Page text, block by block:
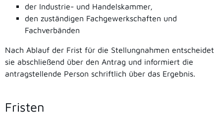
der Industrie- und Handelskammer,
den zuständigen Fachgewerkschaften und
Fachverbänden
Nach Ablauf der Frist für die Stellungnahmen entscheidet
sie abschließend über den Antrag und informiert die
antragstellende Person schriftlich über das Ergebnis.
Fristen